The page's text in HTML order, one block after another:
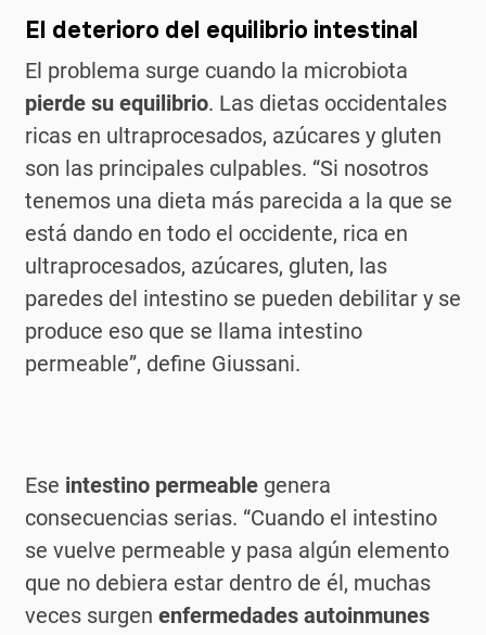
El deterioro del equilibrio intestinal
El problema surge cuando la microbiota
pierde su equilibrio. Las dietas occidentales
ricas en ultraprocesados, azúcares y gluten
son las principales culpables. “Si nosotros
tenemos una dieta más parecida a la que se
está dando en todo el occidente, rica en
ultraprocesados, azúcares, gluten, las
paredes del intestino se pueden debilitar y se
produce eso que se llama intestino
permeable”, define Giussani.
Ese intestino permeable genera
consecuencias serias. “Cuando el intestino
se vuelve permeable y pasa algún elemento
que no debiera estar dentro de él, muchas
veces surgen enfermedades autoinmunes